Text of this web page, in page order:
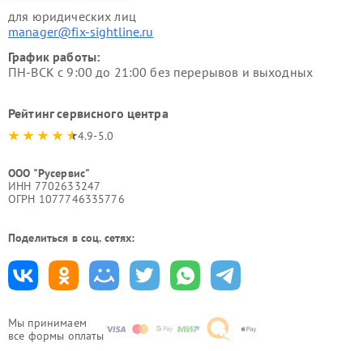
Мы принимаем
все формы оплаты
для юридических лиц
manager@fix-sightline.ru
График работы:
ПН-ВСК с 9:00 до 21:00 без перерывов и выходных
Рейтинг сервисного центра
4.9-5.0
ООО "Русервис"
ИНН 7702633247
ОГРН 1077746335776
Поделиться в соц. сетях: